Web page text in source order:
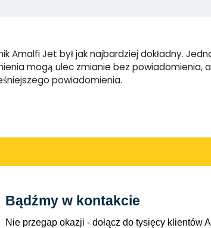
Amalfi Jet był jak najbardziej dokładny.
mogą ulec zmianie bez
powiadomienia.
Bądźmy w kontakcie
Nie przegap okazji - dołącz do tysięcy klientów